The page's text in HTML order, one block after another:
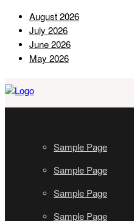
August 2026
July 2026
June 2026
May 2026
Sample Page
Sample Page
Sample Page
Sample Page